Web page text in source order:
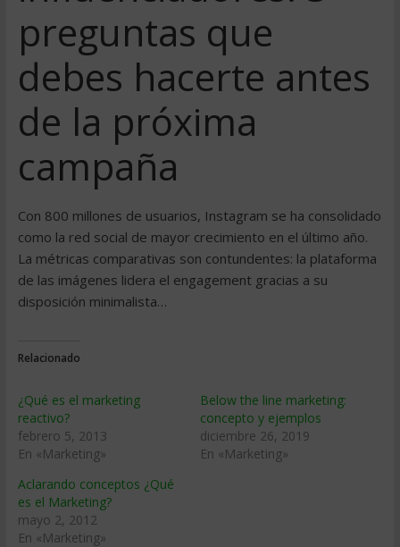
preguntas que
debes hacerte antes
de la próxima
campaña
Con 800 millones de usuarios, Instagram se ha consolidado
como la red social de mayor crecimiento en el último año.
La métricas comparativas son contundentes: la plataforma
de las imágenes lidera el engagement gracias a su
disposición minimalista…
Relacionado
¿Qué es el marketing
reactivo?
febrero 5, 2013
En «Marketing»
Below the line marketing:
concepto y ejemplos
diciembre 26, 2019
En «Marketing»
Aclarando conceptos ¿Qué
es el Marketing?
mayo 2, 2012
En «Marketing»